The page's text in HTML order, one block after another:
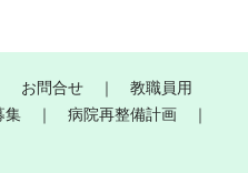
お問合せ ｜ 教職員用
集 ｜ 病院再整備計画 ｜